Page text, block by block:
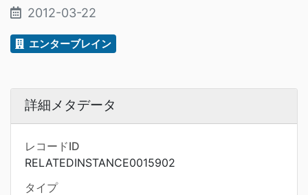
2012-03-22
エンターブレイン
詳細メタデータ
レコードID
RELATEDINSTANCE0015902
タイプ